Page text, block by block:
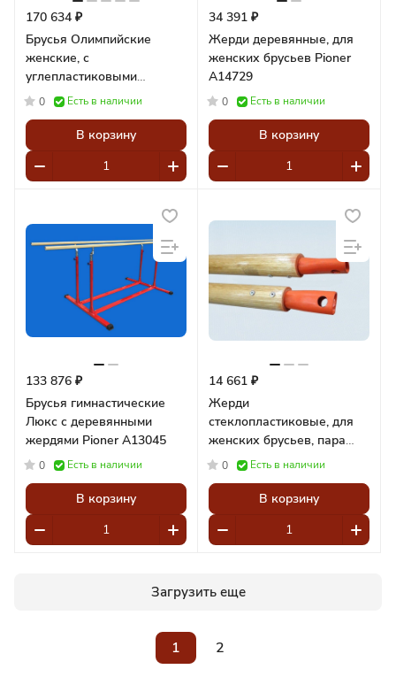
170 634 ₽
Брусья Олимпийские
женские, с
углепластиковыми
жердями,
0 Есть в наличии
В корзину
34 391 ₽
Жерди деревянные, для
женских брусьев Pioner
A14729
0 Есть в наличии
В корзину
133 876 ₽
Брусья гимнастические
Люкс с деревянными
жердями Pioner A13045
0 Есть в наличии
В корзину
14 661 ₽
Жерди
стеклопластиковые, для
женских брусьев, пара
Pioner A14731
0 Есть в наличии
В корзину
Загрузить еще
1 2